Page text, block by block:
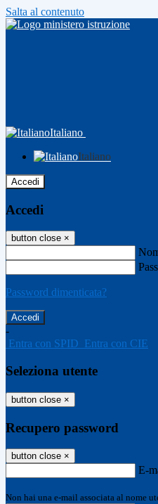
Salta al contenuto
Italiano
Italiano
Accedi
Accedi
button close ×
Password dimenticata?
-
Entra con SPID Entra con CIE
Seleziona utente
button close ×
Recupero password
button close ×
E-
Non hai una e-mail associata al nome